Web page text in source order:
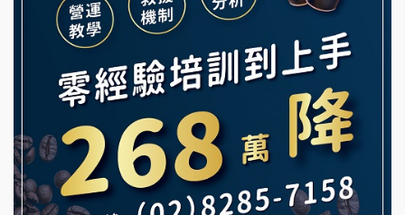
鮮茶道加盟說明會
【曉妍美妝】誠徵行政櫃檯
自助洗衣店誠徵代洗收送人員(台中市)
MUSHEN徵SPA美容芳療師
日十。早午食加盟說明會
Mr.Wish加盟說明會
白鬍泡泡 BOHO POPO加盟說明會
雞咕雞咕加盟說明會
TEA TOP加盟說明會
珍好味臭臭鍋加盟說明會